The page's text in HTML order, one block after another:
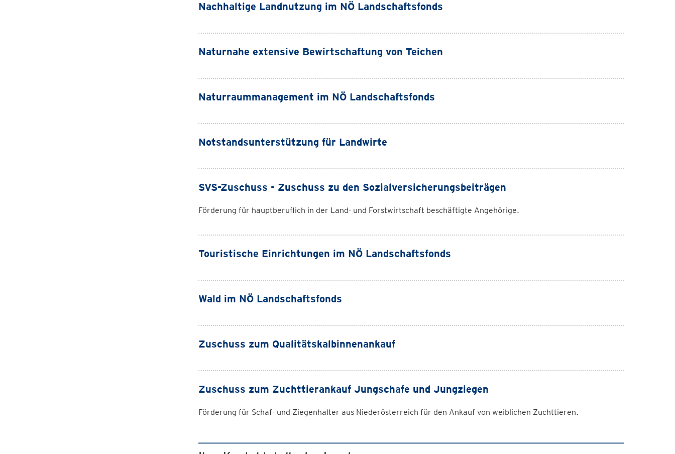
Nachhaltige Landnutzung im NÖ Landschaftsfonds
Naturnahe extensive Bewirtschaftung von Teichen
Naturraummanagement im NÖ Landschaftsfonds
Notstandsunterstützung für Landwirte
SVS-Zuschuss - Zuschuss zu den Sozialversicherungsbeiträgen
Förderung für hauptberuflich in der Land- und Forstwirtschaft beschäftigte Angehörige.
Touristische Einrichtungen im NÖ Landschaftsfonds
Wald im NÖ Landschaftsfonds
Zuschuss zum Qualitätskalbinnenankauf
Zuschuss zum Zuchttierankauf Jungschafe und Jungziegen
Förderung für Schaf- und Ziegenhalter aus Niederösterreich für den Ankauf von weiblichen Zuchttieren.